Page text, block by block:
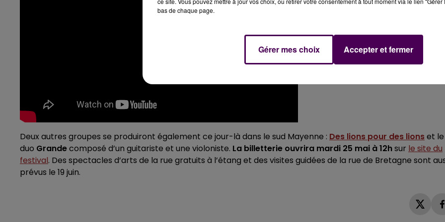
Deux autres groupes se produiront également ce jour-là dans le sud Mayenne : Des lions pour des lionset le
duo Grandecomposé d’un guitariste et une violoniste. La billetterie ouvrira mardi 25 mai à 12hsur le site du
festival. Des spectacles d’arts de la rue gratuits à l’étang et des visites guidées de la rue de Bretagne sont
prévus le 19 juin.
bas de chaque page.
Gérer mes choix Accepter et fermer